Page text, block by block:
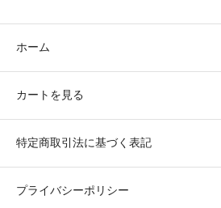
ホーム
カートを見る
特定商取引法に基づく表記
プライバシーポリシー